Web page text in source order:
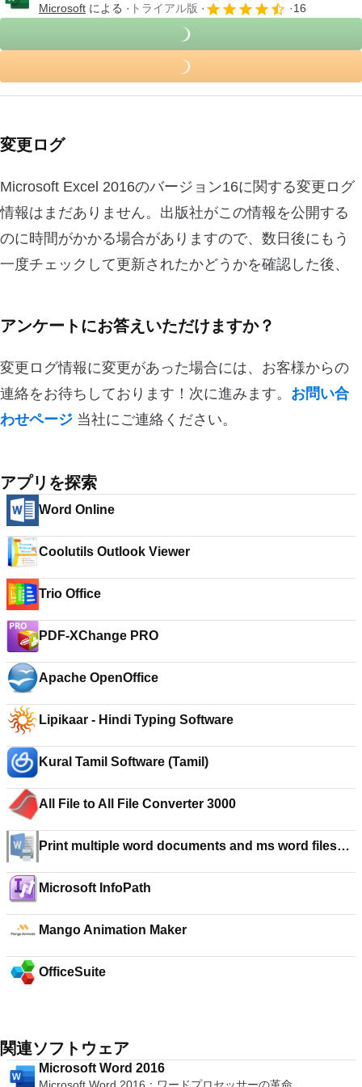
Microsoft による トライアル版 16
変更ログ
Microsoft Excel 2016のバージョン16に関する変更ログ
情報はまだありません。出版社がこの情報を公開する
のに時間がかかる場合がありますので、数日後にもう
一度チェックして更新されたかどうかを確認した後、
アンケートにお答えいただけますか？
変更ログ情報に変更があった場合には、お客様からの
連絡をお待ちしております！次に進みます。 お問い合
わせページ 当社にご連絡ください。
アプリを探索
Word Online
Coolutils Outlook Viewer
Trio Office
PDF-XChange PRO
Apache OpenOffice
Lipikaar - Hindi Typing Software
Kural Tamil Software (Tamil)
All File to All File Converter 3000
Print multiple word documents and ms word files
Microsoft InfoPath
Mango Animation Maker
OfficeSuite
関連ソフトウェア
Microsoft Word 2016